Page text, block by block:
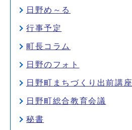
日野め～る
行事予定
町長コラム
日野のフォト
日野町まちづくり出前講座
日野町総合教育会議
秘書